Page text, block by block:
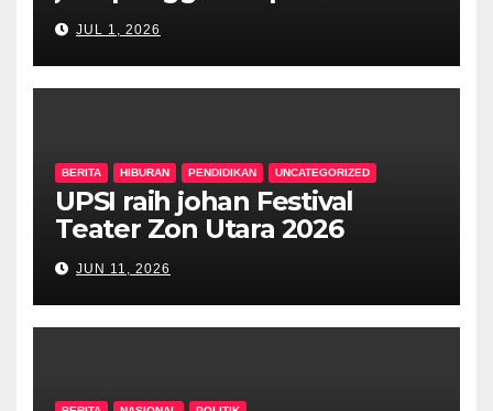
kesihatan digital MyMedix
dalam tempoh setahun
JUL 1, 2026
BERITA HIBURAN PENDIDIKAN UNCATEGORIZED
UPSI raih johan Festival
Teater Zon Utara 2026
JUN 11, 2026